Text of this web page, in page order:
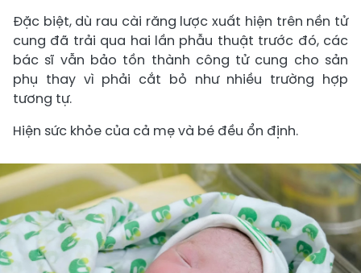
Đặc biệt, dù rau cài răng lược xuất hiện trên nền tử
cung đã trải qua hai lần phẫu thuật trước đó, các
bác sĩ vẫn bảo tồn thành công tử cung cho sản
phụ thay vì phải cắt bỏ như nhiều trường hợp
tương tự.
Hiện sức khỏe của cả mẹ và bé đều ổn định.